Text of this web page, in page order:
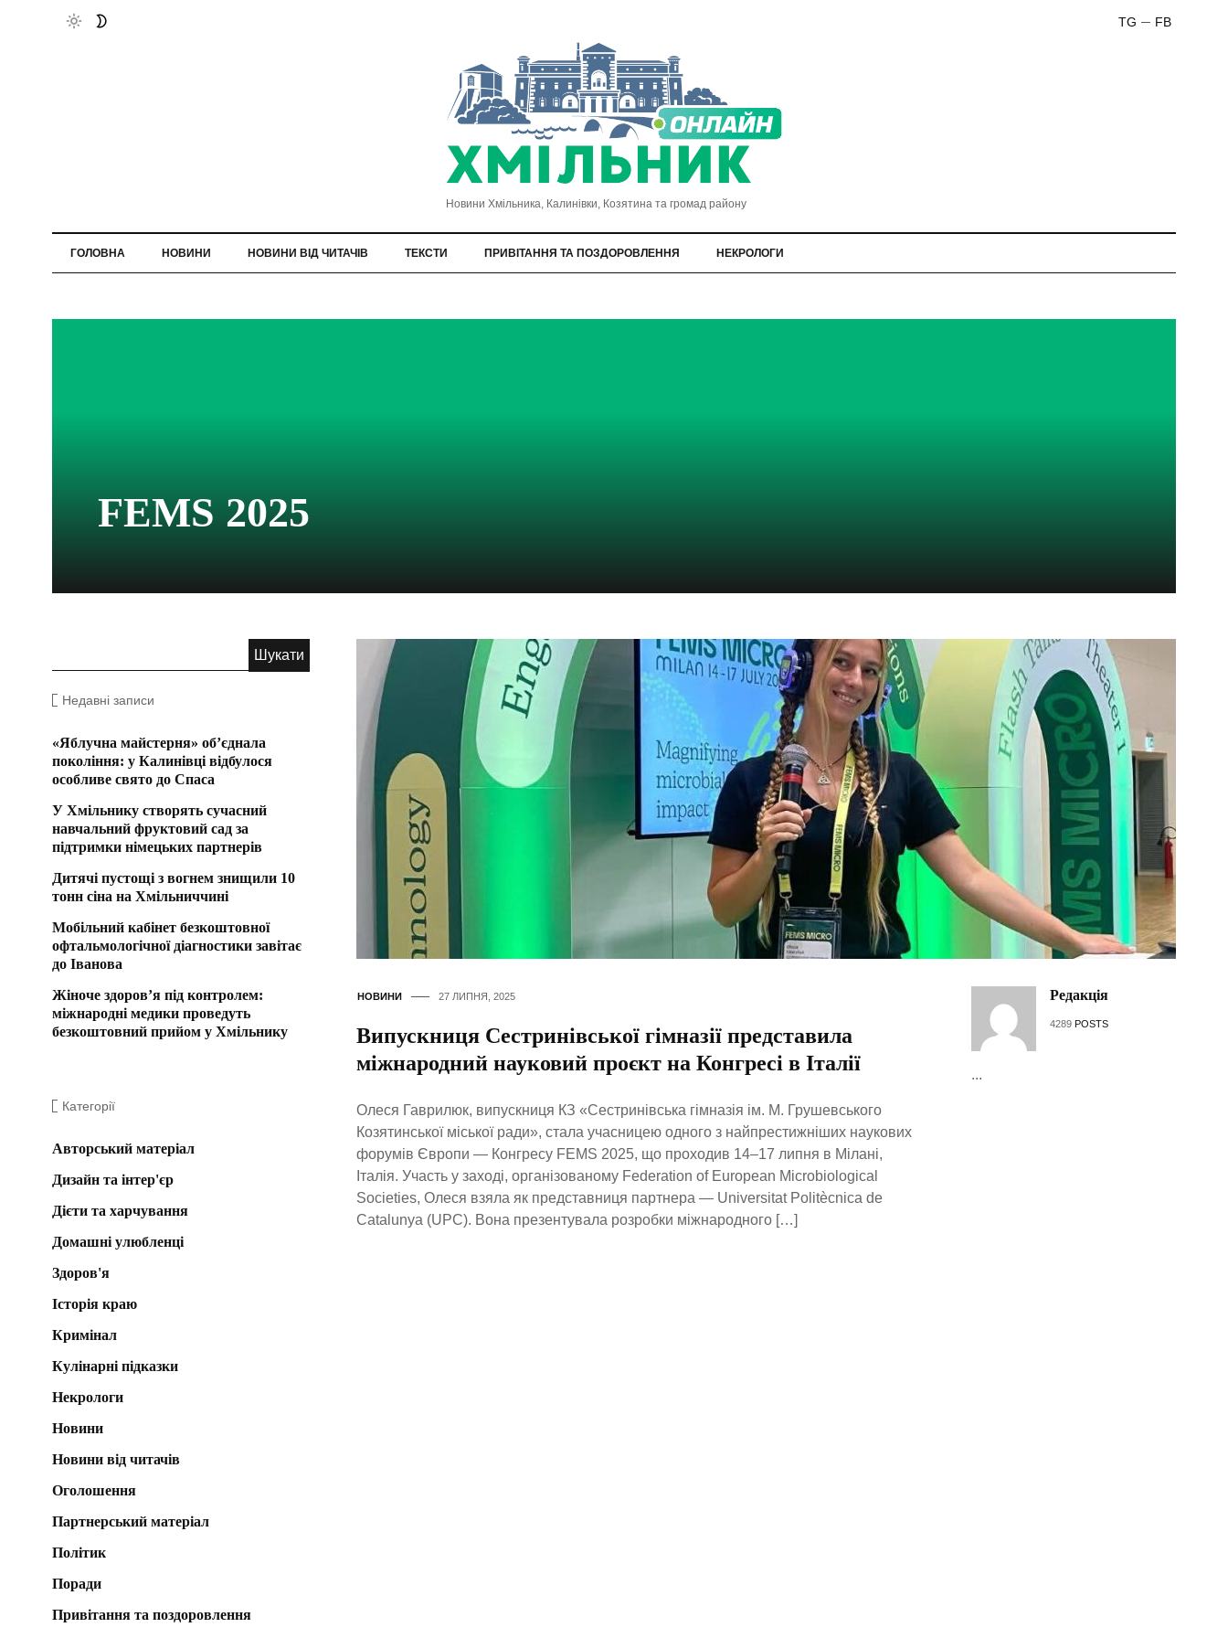
FB
TG
Новини Хмільника, Калинівки, Козятина та громад району
ГОЛОВНА НОВИНИ НОВИНИ ВІД ЧИТАЧІВ ТЕКСТИ ПРИВІТАННЯ ТА ПОЗДОРОВЛЕННЯ НЕКРОЛОГИ
FEMS 2025
НОВИНИ 27 ЛИПНЯ, 2025
Випускниця Сестринівської гімназії представила
міжнародний науковий проєкт на Конгресі в Італії
Олеся Гаврилюк, випускниця КЗ «Сестринівська гімназія ім. М. Грушевського
Козятинської міської ради», стала учасницею одного з найпрестижніших наукових
форумів Європи — Конгресу FEMS 2025, що проходив 14–17 липня в Мілані,
Італія. Участь у заході, організованому Federation of European Microbiological
Societies, Олеся взяла як представниця партнера — Universitat Politècnica de
Catalunya (UPC). Вона презентувала розробки міжнародного […]
Редакція
4289 POSTS
...
Недавні записи
«Яблучна майстерня» об’єднала
покоління: у Калинівці відбулося
особливе свято до Спаса
У Хмільнику створять сучасний
навчальний фруктовий сад за
підтримки німецьких партнерів
Дитячі пустощі з вогнем знищили 10
тонн сіна на Хмільниччині
Мобільний кабінет безкоштовної
офтальмологічної діагностики завітає
до Іванова
Жіноче здоров’я під контролем:
міжнародні медики проведуть
безкоштовний прийом у Хмільнику
Категорії
Авторський матеріал
Дизайн та інтер'єр
Дієти та харчування
Домашні улюбленці
Здоров'я
Історія краю
Кримінал
Кулінарні підказки
Некрологи
Новини
Новини від читачів
Оголошення
Партнерський матеріал
Політик
Поради
Привітання та поздоровлення